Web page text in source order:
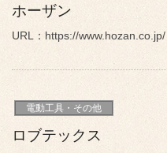
ホーザン
URL：https://www.hozan.co.jp/
電動工具・その他
ロブテックス